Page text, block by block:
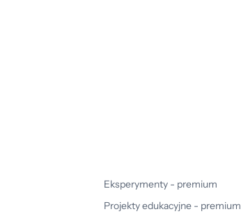
Eksperymenty - premium
Projekty edukacyjne - premium